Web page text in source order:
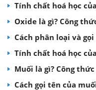
Tính chất hoá học
Oxide là gì? Công
Cách phân loại và
Tính chất hoá học
Muối là gì? Công
Cách gọi tên của